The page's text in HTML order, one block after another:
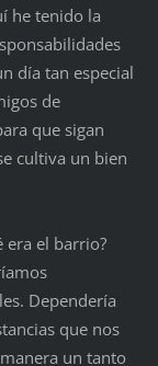
he tenido la
día tan especial
de
que sigan
cultiva un bien
era el barrio?
Dependería
que nos
un tanto